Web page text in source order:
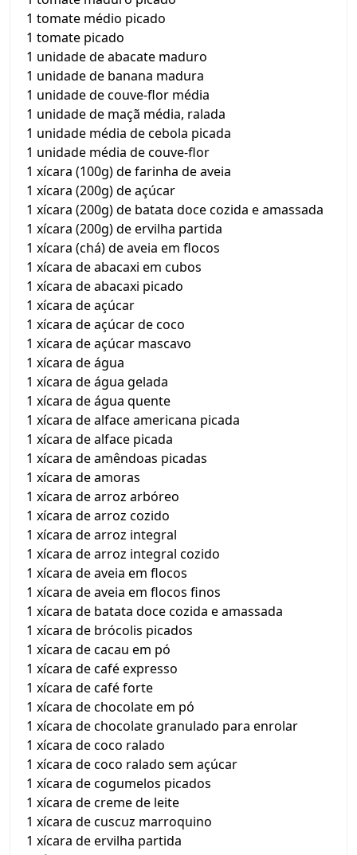
1 tomate médio picado
1 tomate picado
1 unidade de abacate maduro
1 unidade de banana madura
1 unidade de couve-flor média
1 unidade de maçã média, ralada
1 unidade média de cebola picada
1 unidade média de couve-flor
1 xícara (100g) de farinha de aveia
1 xícara (200g) de açúcar
1 xícara (200g) de batata doce cozida e amassada
1 xícara (200g) de ervilha partida
1 xícara (chá) de aveia em flocos
1 xícara de abacaxi em cubos
1 xícara de abacaxi picado
1 xícara de açúcar
1 xícara de açúcar de coco
1 xícara de açúcar mascavo
1 xícara de água
1 xícara de água gelada
1 xícara de água quente
1 xícara de alface americana picada
1 xícara de alface picada
1 xícara de amêndoas picadas
1 xícara de amoras
1 xícara de arroz arbóreo
1 xícara de arroz cozido
1 xícara de arroz integral
1 xícara de arroz integral cozido
1 xícara de aveia em flocos
1 xícara de aveia em flocos finos
1 xícara de batata doce cozida e amassada
1 xícara de brócolis picados
1 xícara de cacau em pó
1 xícara de café expresso
1 xícara de café forte
1 xícara de chocolate em pó
1 xícara de chocolate granulado para enrolar
1 xícara de coco ralado
1 xícara de coco ralado sem açúcar
1 xícara de cogumelos picados
1 xícara de creme de leite
1 xícara de cuscuz marroquino
1 xícara de ervilha partida